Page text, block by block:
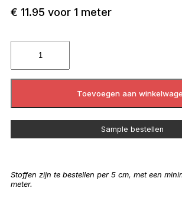
€ 11.95 voor 1 meter
Toevoegen aan
Sample bestellen
Stoffen zijn te bestellen per 5 cm, met een
meter.